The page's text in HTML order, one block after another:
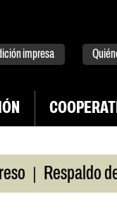
impresa
| Respaldo de la